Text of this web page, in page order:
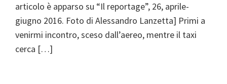
articolo è apparso su “Il reportage”, 26, aprile-
giugno 2016. Foto di Alessandro Lanzetta] Primi a
venirmi incontro, sceso dall’aereo, mentre il taxi
cerca […]